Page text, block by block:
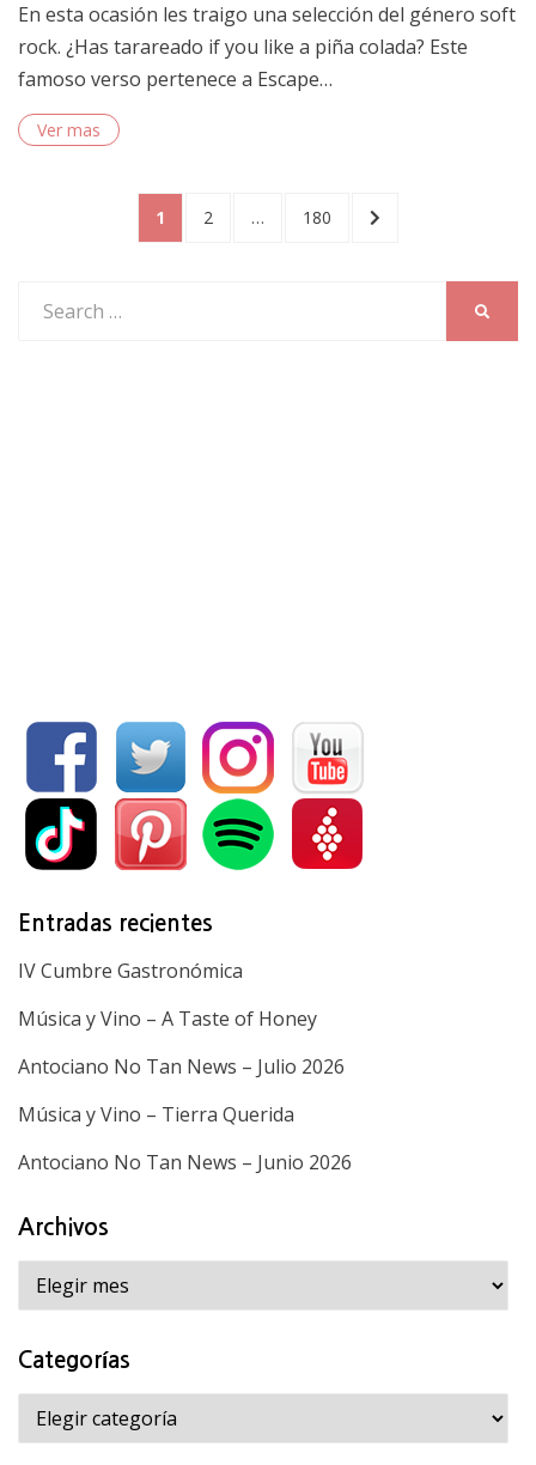
En esta ocasión les traigo una selección del género soft
rock. ¿Has tarareado if you like a piña colada? Este
famoso verso pertenece a Escape…
Ver mas
pagination
PAGE
1 PAGE
2 … PAGE
180
NEXT
for:
Entradas recientes
IV Cumbre Gastronómica
Música y Vino – A Taste of Honey
Antociano No Tan News – Julio 2026
Música y Vino – Tierra Querida
Antociano No Tan News – Junio 2026
Archivos
Archivos
Categorías
Categorías